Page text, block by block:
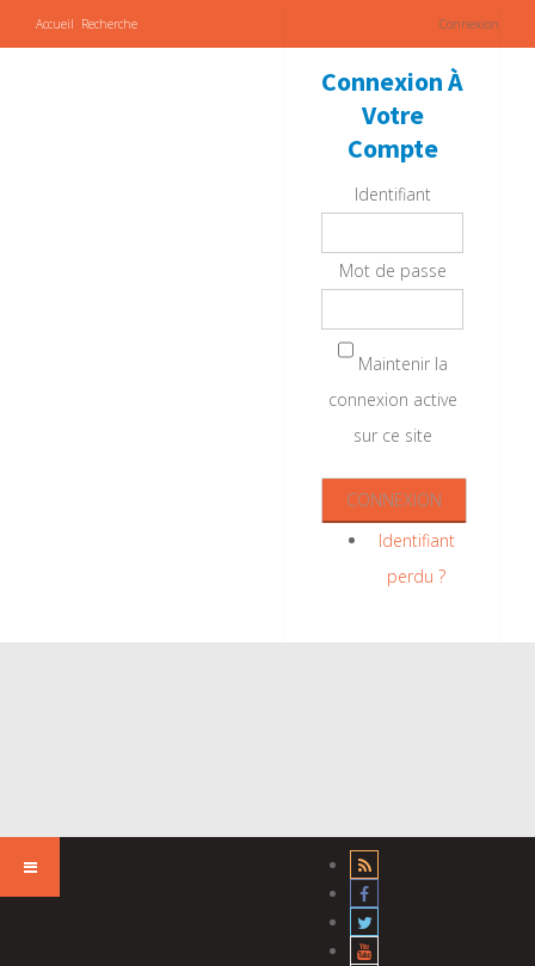
Accueil Recherche Connexion
Connexion À
Votre
Compte
Identifiant
Mot de passe
Maintenir la
connexion active
sur ce site
Identifiant
perdu ?